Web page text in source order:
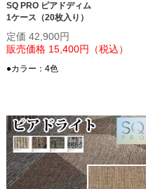
SQ PRO ピアドディム
1ケース（20枚入り）
定価 42,900円
販売価格 15,400円（税込）
●カラー：4色